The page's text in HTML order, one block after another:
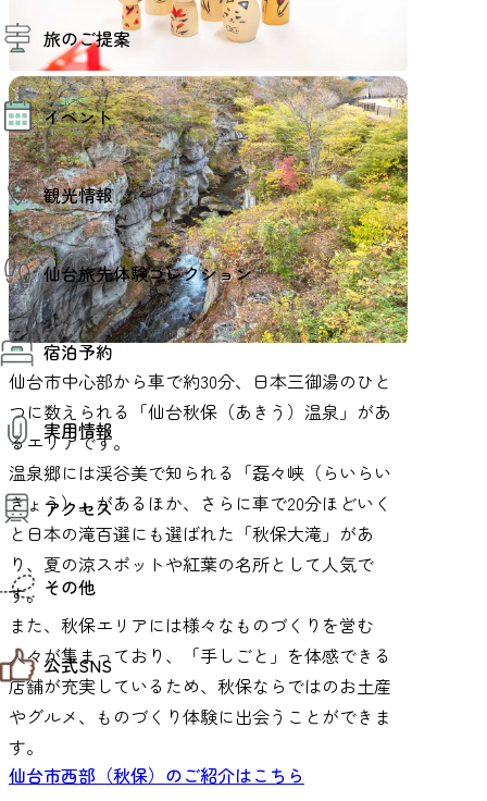
仙台観光PR動画ライブラリー
仙台から行く東北周遊旅
伝統的工芸品
夜時間トピックス
旅のご提案
モデルコース
AIおまかせコース
オリジナルプラン
みんなの旅行記
イベント
イベント情報
その他イベント情報（音楽・展示会）
スポーツ情報
コンベンション情報
観光情報
観光スポット
温泉
美味いもの
季節のイベント
プロスポーツチーム・プロオーケストラ
仙台の銘品
仙台夜時間
宿泊施設
仙台観光マップ
仙台旅先体験コレクション
仙台旅先体験コレクション
体験プログラム検索（予約）
体験事業者からのお知らせ
体験トピックス
体験事業者
宿泊予約
宿泊予約
実用情報
観光案内
お役立ち情報
観光アプリ
仙台観光マップ
アクセス
仙台までの経路検索
市内の交通情報
その他
お知らせ
お問い合わせ
教育旅行
観光マップ
プライバシーポリシー
公式SNS
せんだい旅日和 X
せんだい旅日和 Facebook
仙台旅先体験コレクション Facebook
仙台市中心部から車で約30分、日本三御湯のひと
つに数えられる「仙台秋保（あきう）温泉」があ
るエリアです。
温泉郷には渓谷美で知られる「磊々峡（らいらい
きょう）」があるほか、さらに車で20分ほどいく
と日本の滝百選にも選ばれた「秋保大滝」があ
り、夏の涼スポットや紅葉の名所として人気で
す。
また、秋保エリアには様々なものづくりを営む
人々が集まっており、「手しごと」を体感できる
店舗が充実しているため、秋保ならではのお土産
やグルメ、ものづくり体験に出会うことができま
す。
仙台市西部（秋保）のご紹介はこちら